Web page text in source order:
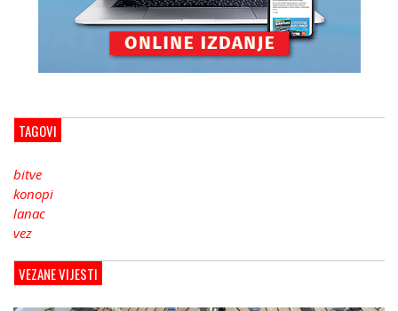
TAGOVI
bitve
konopi
lanac
vez
VEZANE VIJESTI